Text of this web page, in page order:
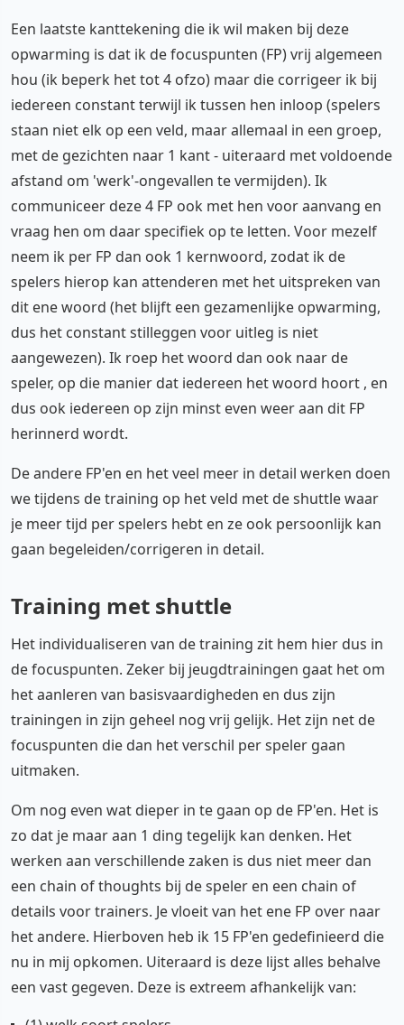
Een laatste kanttekening die ik wil maken bij deze
opwarming is dat ik de focuspunten (FP) vrij algemeen
hou (ik beperk het tot 4 ofzo) maar die corrigeer ik bij
iedereen constant terwijl ik tussen hen inloop (spelers
staan niet elk op een veld, maar allemaal in een groep,
met de gezichten naar 1 kant - uiteraard met voldoende
afstand om 'werk'-ongevallen te vermijden). Ik
communiceer deze 4 FP ook met hen voor aanvang en
vraag hen om daar specifiek op te letten. Voor mezelf
neem ik per FP dan ook 1 kernwoord, zodat ik de
spelers hierop kan attenderen met het uitspreken van
dit ene woord (het blijft een gezamenlijke opwarming,
dus het constant stilleggen voor uitleg is niet
aangewezen). Ik roep het woord dan ook naar de
speler, op die manier dat iedereen het woord hoort , en
dus ook iedereen op zijn minst even weer aan dit FP
herinnerd wordt.
De andere FP'en en het veel meer in detail werken doen
we tijdens de training op het veld met de shuttle waar
je meer tijd per spelers hebt en ze ook persoonlijk kan
gaan begeleiden/corrigeren in detail.
Training met shuttle
Het individualiseren van de training zit hem hier dus in
de focuspunten. Zeker bij jeugdtrainingen gaat het om
het aanleren van basisvaardigheden en dus zijn
trainingen in zijn geheel nog vrij gelijk. Het zijn net de
focuspunten die dan het verschil per speler gaan
uitmaken.
Om nog even wat dieper in te gaan op de FP'en. Het is
zo dat je maar aan 1 ding tegelijk kan denken. Het
werken aan verschillende zaken is dus niet meer dan
een chain of thoughts bij de speler en een chain of
details voor trainers. Je vloeit van het ene FP over naar
het andere. Hierboven heb ik 15 FP'en gedefinieerd die
nu in mij opkomen. Uiteraard is deze lijst alles behalve
een vast gegeven. Deze is extreem afhankelijk van: